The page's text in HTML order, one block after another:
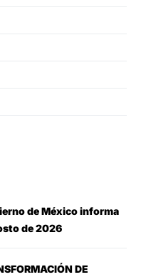
de México informa
de 2026
DE